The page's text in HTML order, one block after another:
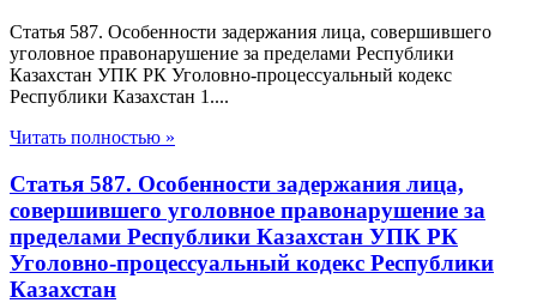
Статья 587. Особенности задержания лица, совершившего
уголовное правонарушение за пределами Республики
Казахстан УПК РК Уголовно-процессуальный кодекс
Республики Казахстан 1....
Читать полностью »
Статья 587. Особенности задержания лица,
совершившего уголовное правонарушение за
пределами Республики Казахстан УПК РК
Уголовно-процессуальный кодекс Республики
Казахстан